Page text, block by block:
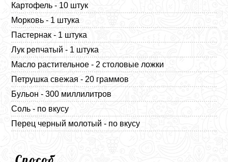
Картофель - 10 штук
Морковь - 1 штука
Пастернак - 1 штука
Лук репчатый - 1 штука
Масло растительное - 2 столовые ложки
Петрушка свежая - 20 граммов
Бульон - 300 миллилитров
Соль - по вкусу
Перец черный молотый - по вкусу